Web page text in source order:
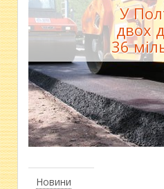
Новини
У
двох
36